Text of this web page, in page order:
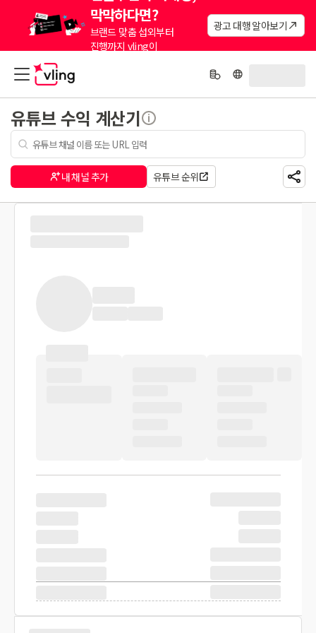
막막하다면?
브랜드 맞춤 섭외부터
진행까지 vling이
광고 대행 알아보기
유튜브 수익 계산기
내 채널 추가 유튜브 순위